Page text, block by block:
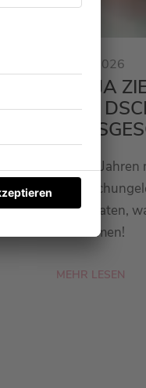
23.01.2026
SONJA
BEIM
Seit 20 Jahren
das
sie verraten,
bekommen!
MEHR LESEN